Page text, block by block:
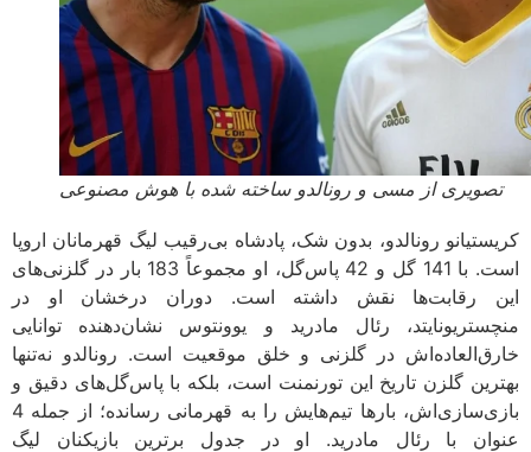
تصویری از مسی و رونالدو ساخته شده با هوش مصنوعی
کریستیانو رونالدو، بدون شک، پادشاه بی‌رقیب لیگ قهرمانان اروپا
است. با 141 گل و 42 پاس‌گل، او مجموعاً 183 بار در گلزنی‌های
این رقابت‌ها نقش داشته است. دوران درخشان او در
منچستریونایتد، رئال مادرید و یوونتوس نشان‌دهنده توانایی
خارق‌العاده‌اش در گلزنی و خلق موقعیت است. رونالدو نه‌تنها
بهترین گلزن تاریخ این تورنمنت است، بلکه با پاس‌گل‌های دقیق و
بازی‌سازی‌اش، بارها تیم‌هایش را به قهرمانی رسانده؛ از جمله 4
عنوان با رئال مادرید. او در جدول برترین بازیکنان لیگ